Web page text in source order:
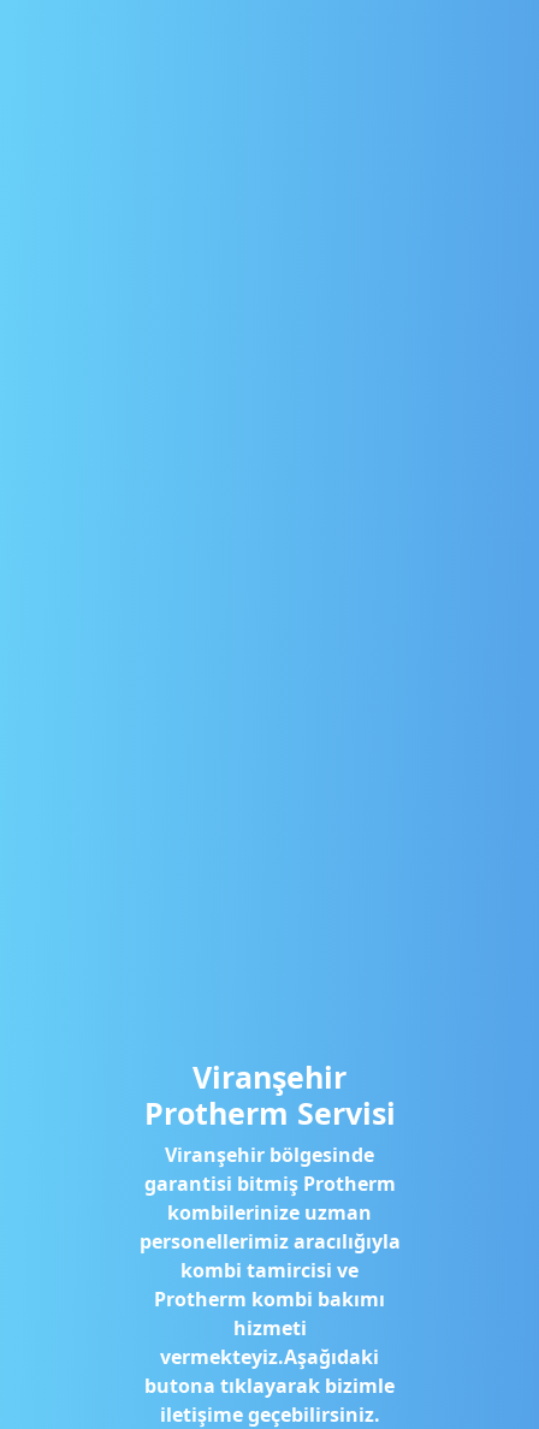
Viranşehir
Protherm Servisi
Viranşehir bölgesinde
garantisi bitmiş Protherm
kombilerinize uzman
personellerimiz aracılığıyla
kombi tamircisi ve
Protherm kombi bakımı
hizmeti
vermekteyiz.Aşağıdaki
butona tıklayarak bizimle
iletişime geçebilirsiniz.